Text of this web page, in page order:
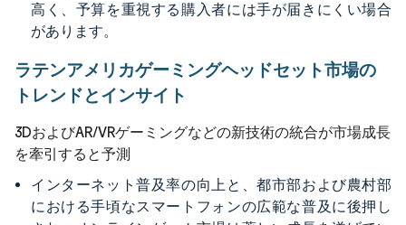
高く、予算を重視する購入者には手が届きにくい場合
があります。
ラテンアメリカゲーミングヘッドセット市場の
トレンドとインサイト
3DおよびAR/VRゲーミングなどの新技術の統合が市場成長
を牽引すると予測
インターネット普及率の向上と、都市部および農村部
における手頃なスマートフォンの広範な普及に後押し